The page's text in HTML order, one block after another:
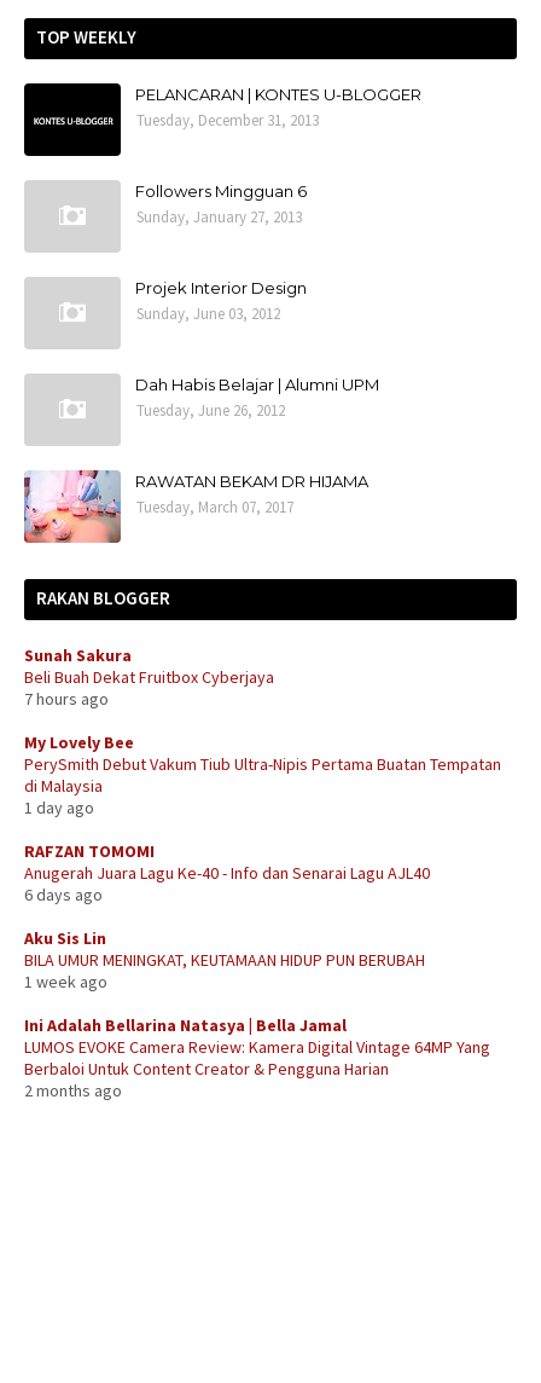
TOP WEEKLY
PELANCARAN | KONTES U-BLOGGER
Tuesday, December 31, 2013
Followers Mingguan 6
Sunday, January 27, 2013
Projek Interior Design
Sunday, June 03, 2012
Dah Habis Belajar | Alumni UPM
Tuesday, June 26, 2012
RAWATAN BEKAM DR HIJAMA
Tuesday, March 07, 2017
RAKAN BLOGGER
Sunah Sakura
Beli Buah Dekat Fruitbox Cyberjaya
7 hours ago
My Lovely Bee
PerySmith Debut Vakum Tiub Ultra-Nipis Pertama Buatan Tempatan
di Malaysia
1 day ago
RAFZAN TOMOMI
Anugerah Juara Lagu Ke-40 - Info dan Senarai Lagu AJL40
6 days ago
Aku Sis Lin
BILA UMUR MENINGKAT, KEUTAMAAN HIDUP PUN BERUBAH
1 week ago
Ini Adalah Bellarina Natasya | Bella Jamal
LUMOS EVOKE Camera Review: Kamera Digital Vintage 64MP Yang
Berbaloi Untuk Content Creator & Pengguna Harian
2 months ago